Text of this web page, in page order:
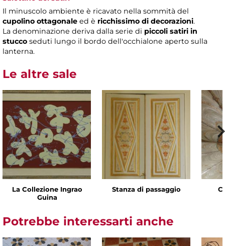
Il minuscolo ambiente è ricavato nella sommità del
cupolino ottagonale ed è ricchissimo di decorazioni.
La denominazione deriva dalla serie di piccoli satiri in
stucco seduti lungo il bordo dell'occhialone aperto sulla
lanterna.
Le altre sale
La Collezione Ingrao
Guina
Stanza di passaggio
Potrebbe interessarti anche